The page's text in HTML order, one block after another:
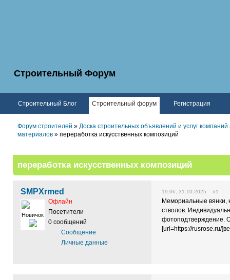
Строительный Форум
Строительный Блог Строительный форум Регистрация
Форум строителей » Доска строительных объявлений и услуг компаний
материалов » переработка искусственных композиций
переработка искусственных композиций
SMPXrmed
Новичок
Офлайн
Посетители
0 сообщений
Сообщение
Личные данные
19:06, 31.10.2025 #1
Мемориальные вянки,
стволов.
фотоподтверждение.
[url=https://rusrose.ru/